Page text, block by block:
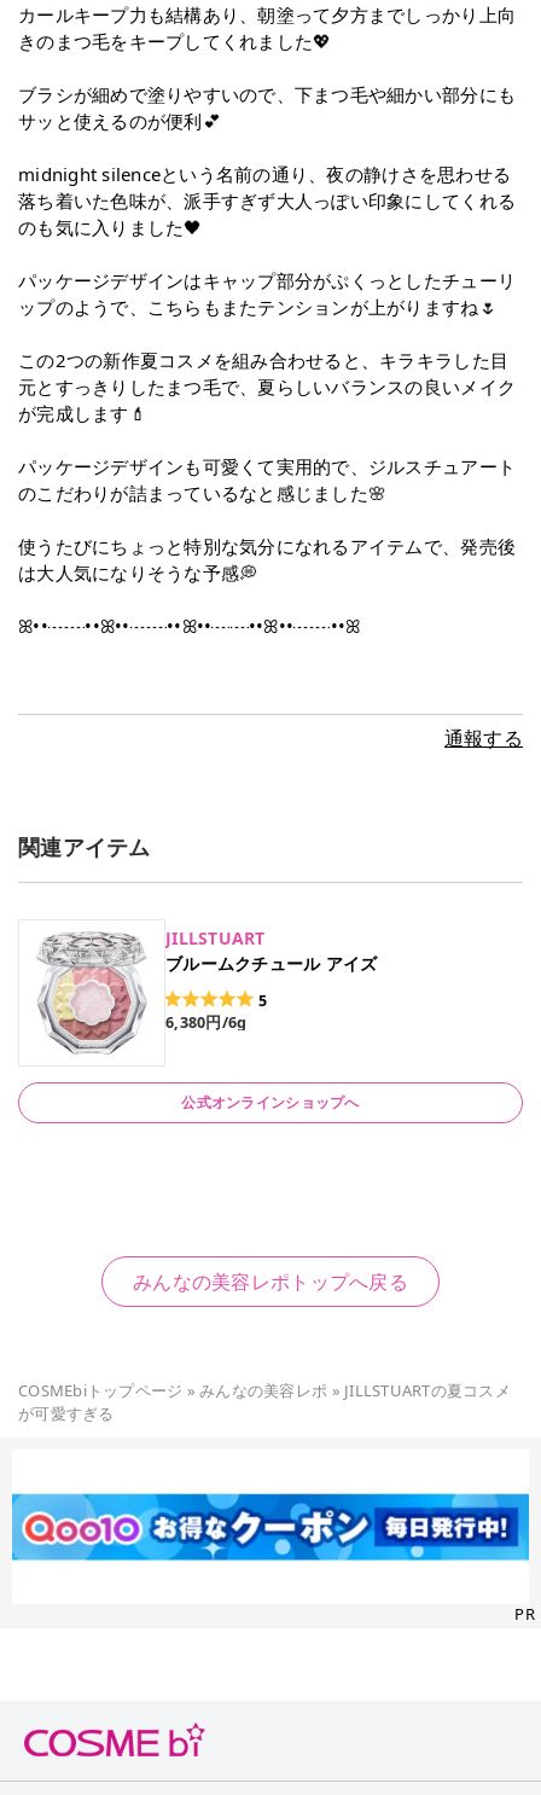
カールキープ力も結構あり、朝塗って夕方までしっかり上向
きのまつ毛をキープしてくれました💖
ブラシが細めで塗りやすいので、下まつ毛や細かい部分にも
サッと使えるのが便利💕
midnight silenceという名前の通り、夜の静けさを思わせる
落ち着いた色味が、派手すぎず大人っぽい印象にしてくれる
のも気に入りました🖤
パッケージデザインはキャップ部分がぷくっとしたチューリ
ップのようで、こちらもまたテンションが上がりますね🌷
この2つの新作夏コスメを組み合わせると、キラキラした目
元とすっきりしたまつ毛で、夏らしいバランスの良いメイク
が完成します💄
パッケージデザインも可愛くて実用的で、ジルスチュアート
のこだわりが詰まっているなと感じました🌸
使うたびにちょっと特別な気分になれるアイテムで、発売後
は大人気になりそうな予感💭
ꕤ••┈┈••ꕤ••┈┈••ꕤ••┈┈••ꕤ••┈┈••ꕤ
通報する
関連アイテム
JILLSTUART
ブルームクチュール アイズ
5
6,380円/6g
公式オンラインショップへ
みんなの美容レポトップへ戻る
COSMEbiトップページ »みんなの美容レポ » JILLSTUARTの夏コスメ
が可愛すぎる
PR